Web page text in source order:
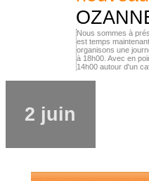
Nous sommes à
est temps
organisons une
à 18h00. Avec en
14h00 autour d'un
2 juin